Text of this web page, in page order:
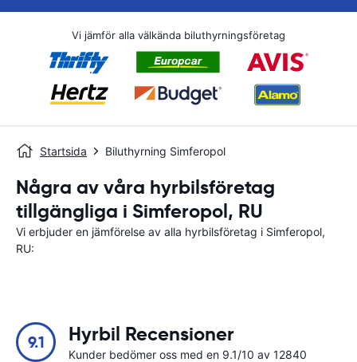
Vi jämför alla välkända biluthyrningsföretag
Startsida Biluthyrning Simferopol
Några av våra hyrbilsföretag
tillgängliga i Simferopol, RU
Vi erbjuder en jämförelse av alla hyrbilsföretag i Simferopol,
RU:
9.1 Hyrbil Recensioner
Kunder bedömer oss med en 9.1/10 av 12840